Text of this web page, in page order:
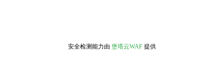
安全检测能力由 堡塔云WAF 提供